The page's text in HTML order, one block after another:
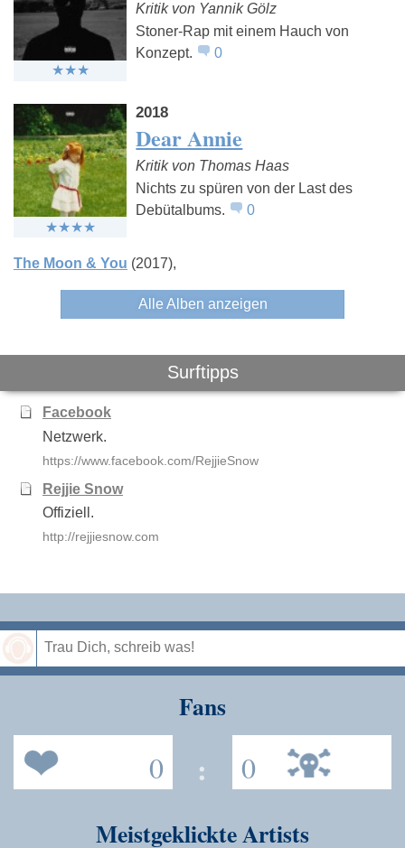
Kritik von Yannik Gölz
Stoner-Rap mit einem Hauch von
Konzept.
0
2018
Dear Annie
Kritik von Thomas Haas
Nichts zu spüren von der Last des
Debütalbums.
0
The Moon & You (2017)
Alle Alben anzeigen
Surftipps
Facebook
Netzwerk.
https://www.facebook.com/RejjieSnow
Rejjie Snow
Offiziell.
http://rejjiesnow.com
Fans
0 : 0
Meistgeklickte Artists